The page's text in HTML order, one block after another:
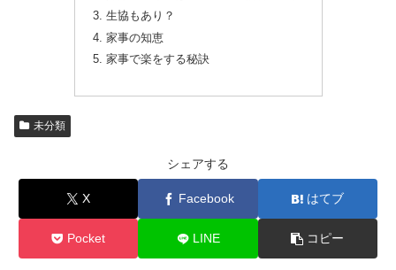
生協もあり？
家事の知恵
家事で楽をする秘訣
未分類
シェアする
X Facebook はてブ
Pocket LINE コピー